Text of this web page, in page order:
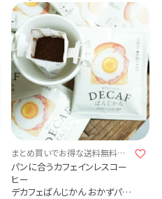
まとめ買いでお得な送料無料セッ
ト
パンに合うカフェインレスコー
ヒー
デカフェぱんじかん おかずパン